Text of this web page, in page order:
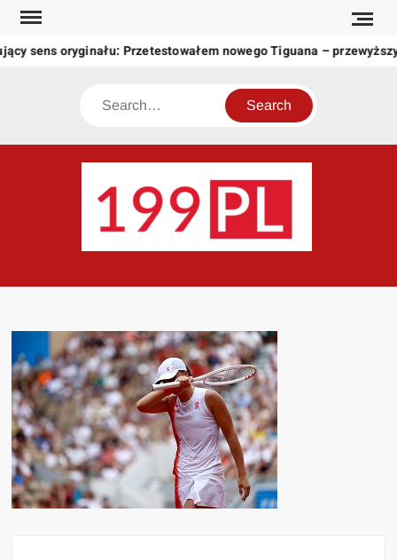
Skip
contentsens oryginału: Przetestowałem nowego Tiguana –
Search
świat